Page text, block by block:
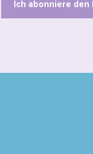
Ich abonniere den